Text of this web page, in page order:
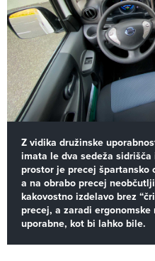
Z vidika družinske
imata le dva sedeža
prostor je precej
a na obrabo precej
kakovostno izdelavo brez
precej, a zaradi
uporabne, kot bi lahko bile.